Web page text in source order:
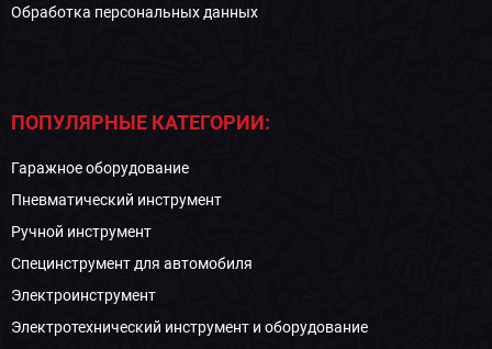
Обработка персональных данных
ПОПУЛЯРНЫЕ КАТЕГОРИИ:
Гаражное оборудование
Пневматический инструмент
Ручной инструмент
Специнструмент для автомобиля
Электроинструмент
Электротехнический инструмент и оборудование